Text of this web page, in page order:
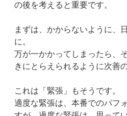
の後を考えると重要です。
まずは、かからないように、
に。
万が一かかってしまったら、
きにとらえられるように次善
これは「緊張」もそうです。
適度な緊張は、本番でのパフ